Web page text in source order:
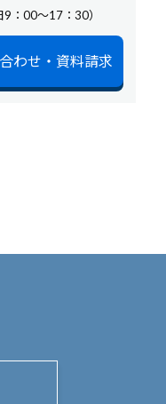
9：00～17：30）
わせ・資料請求